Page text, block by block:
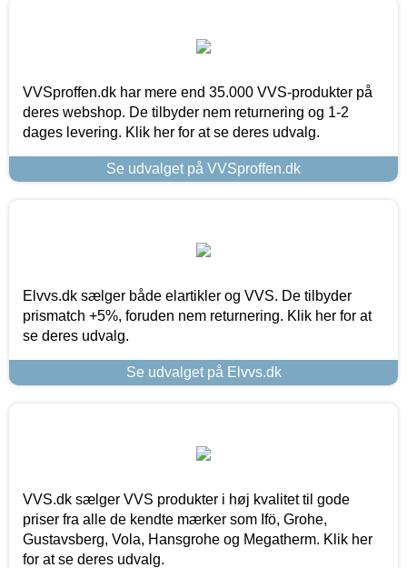
VVSproffen.dk har mere end 35.000 VVS-produkter på
deres webshop. De tilbyder nem returnering og 1-2
dages levering. Klik her for at se deres udvalg.
Se udvalget på VVSproffen.dk
Elvvs.dk sælger både elartikler og VVS. De tilbyder
prismatch +5%, foruden nem returnering. Klik her for at
se deres udvalg.
Se udvalget på Elvvs.dk
VVS.dk sælger VVS produkter i høj kvalitet til gode
priser fra alle de kendte mærker som Ifö, Grohe,
Gustavsberg, Vola, Hansgrohe og Megatherm. Klik her
for at se deres udvalg.